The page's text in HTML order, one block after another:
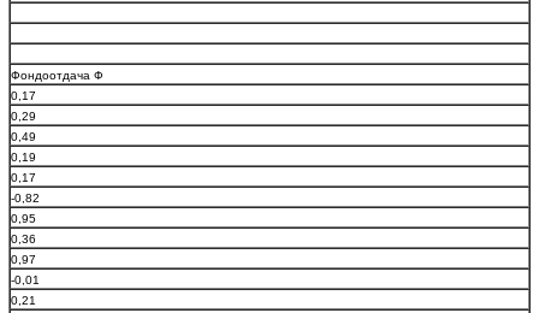
Фондоотдача Ф
0,17
0,29
0,49
0,19
0,17
-0,82
0,95
0,36
0,97
-0,01
0,21